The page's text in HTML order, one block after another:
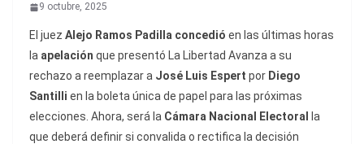
9 octubre, 2025
El juez Alejo Ramos Padilla concedió en las últimas horas
la apelación que presentó La Libertad Avanza a su
rechazo a reemplazar a José Luis Espert por Diego
Santilli en la boleta única de papel para las próximas
elecciones. Ahora, será la Cámara Nacional Electoral
la
que deberá definir si convalida o rectifica la decisión